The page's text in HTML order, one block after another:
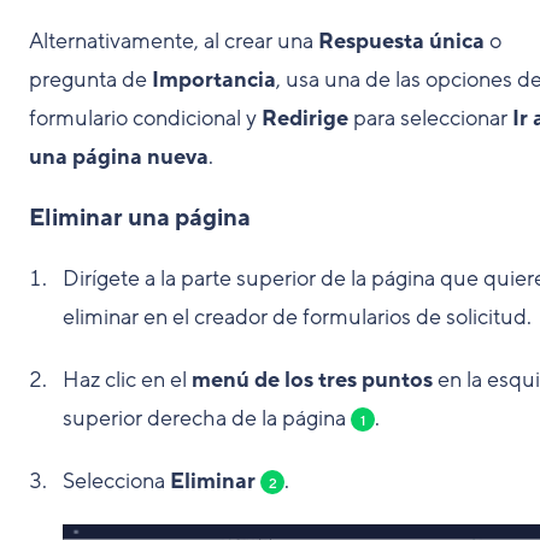
Alternativamente, al crear una Respuesta única o
pregunta de Importancia, usa una de las opciones
formulario condicional y Redirige para seleccionar Ir
una página nueva.
Eliminar una página
Dirígete a la parte superior de la página que
eliminar en el creador de formularios de solicitud.
Haz clic en el menú de los tres puntosen la
superior derecha de la página
1 .
Selecciona Eliminar 2 .